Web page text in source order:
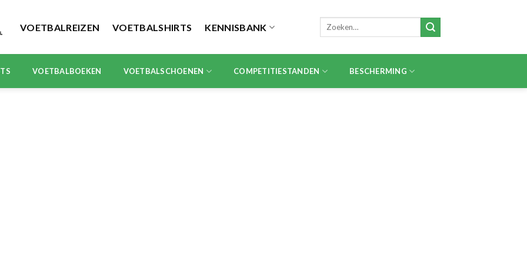
VOETBALREIZEN VOETBALSHIRTS KENNISBANK
Zoeken
VOETBALBOEKEN VOETBALSCHOENEN COMPETITIESTANDEN BESCHERMING